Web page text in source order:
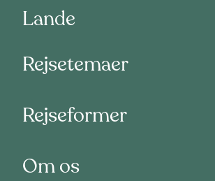
Lande
Rejsetemaer
Rejseformer
Om os